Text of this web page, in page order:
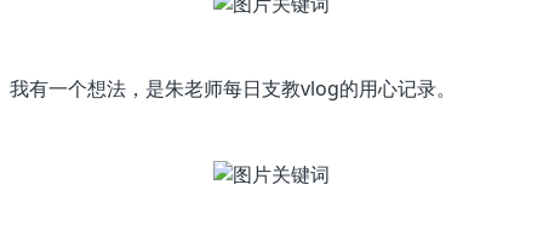
我有一个想法，是朱老师每日支教vlog的用心记录。